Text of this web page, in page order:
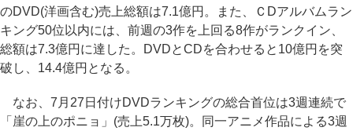
のDVD(洋画含む)売上総額は7.1億円。また、ＣDアルバムラン
キング50位以内には、前週の3作を上回る8作がランクイン、
総額は7.3億円に達した。DVDとCDを合わせると10億円を突
破し、14.4億円となる。
なお、7月27日付けDVDランキングの総合首位は3週連続で
「崖の上のポニョ」(売上5.1万枚)。同一アニメ作品による3週